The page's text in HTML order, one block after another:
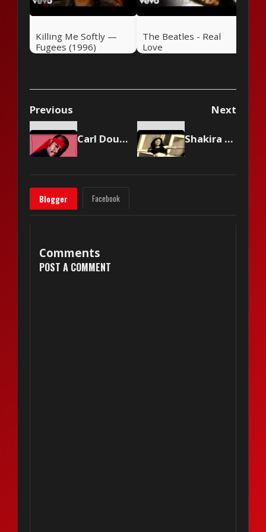
Killing Me Softly —
Fugees (1996)
The Beatles - Real
Love
Previous Next
Carl Douglas - Kung Fu Fighting Shakira - Antología
Blogger Facebook
Comments
POST A COMMENT